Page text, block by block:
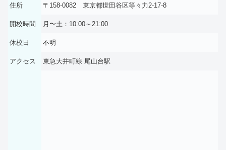
住所 〒158-0082 東京都世田谷区等々力2-17-8
開校時間 月〜土：10:00～21:00
休校日 不明
アクセス ​東急大井町線 尾山台駅